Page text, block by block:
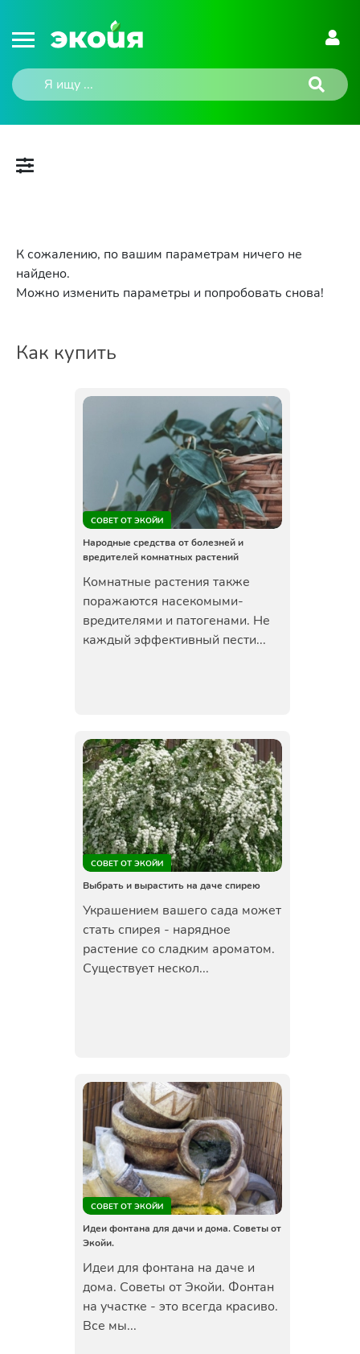
К сожалению, по вашим параметрам ничего не
найдено.
Можно изменить параметры и попробовать снова!
Как купить
СОВЕТ ОТ ЭКОЙИ
Народные средства от болезней и
вредителей комнатных растений
Комнатные растения также
поражаются насекомыми-
вредителями и патогенами. Не
каждый эффективный пести...
СОВЕТ ОТ ЭКОЙИ
Выбрать и вырастить на даче спирею
Украшением вашего сада может
стать спирея - нарядное
растение со сладким ароматом.
Существует нескол...
СОВЕТ ОТ ЭКОЙИ
Идеи фонтана для дачи и дома. Советы от
Экойи.
Идеи для фонтана на даче и
дома. Советы от Экойи. Фонтан
на участке - это всегда красиво.
Все мы...